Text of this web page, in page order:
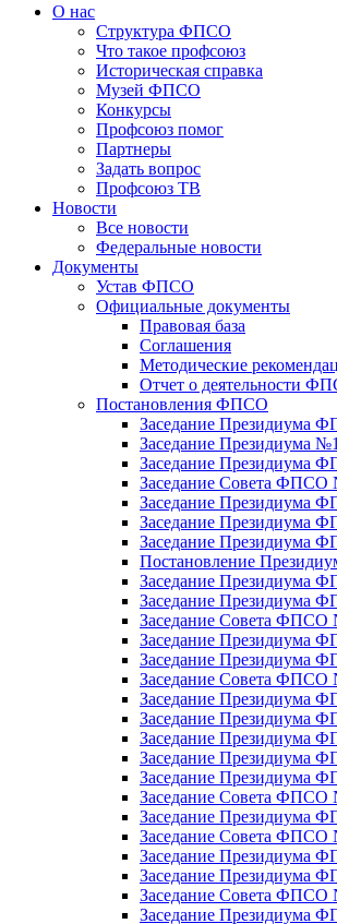
О нас
Структура ФПСО
Что такое профсоюз
Историческая справка
Музей ФПСО
Конкурсы
Профсоюз помог
Партнеры
Задать вопрос
Профсоюз ТВ
Новости
Все новости
Федеральные новости
Документы
Устав ФПСО
Официальные документы
Правовая база
Соглашения
Методические
Отчет о деятельности
Постановления ФПСО
Заседание Президиума
Заседание Президиума
Заседание Президиума
Заседание Совета ФПСО
Заседание Президиума
Заседание Президиума
Заседание Президиума
Постановление
Заседание Президиума
Заседание Президиума
Заседание Совета ФПСО
Заседание Президиума
Заседание Президиума
Заседание Совета ФПСО
Заседание Президиума
Заседание Президиума
Заседание Президиума
Заседание Президиума
Заседание Президиума
Заседание Совета ФПСО
Заседание Президиума
Заседание Совета ФПСО
Заседание Президиума
Заседание Президиума
Заседание Совета ФПСО
Заседание Президиума